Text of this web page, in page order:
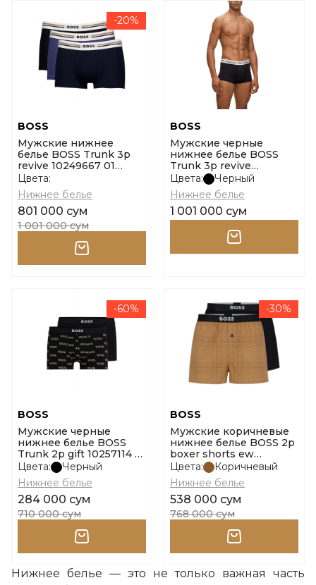
-20%
BOSS
Мужские нижнее
белье BOSS Trunk 3p
revive 10249667 01
размер l
Цвета:
Нижнее белье
801 000 сум
1 001 000 сум
BOSS
Мужские черные
нижнее белье BOSS
Trunk 3p revive
10249667 01 размер xxl
Цвета:
Черный
Нижнее белье
1 001 000 сум
-60%
BOSS
Мужские черные
нижнее белье BOSS
Trunk 2p gift 10257114 01
размер l
Цвета:
Черный
Нижнее белье
284 000 сум
710 000 сум
-30%
BOSS
Мужские коричневые
нижнее белье BOSS 2p
boxer shorts ew
10251193 01 размер s
Цвета:
Коричневый
Нижнее белье
538 000 сум
768 000 сум
Нижнее белье — это не только важная часть